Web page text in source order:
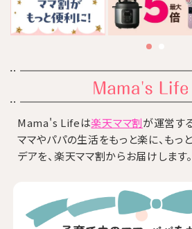
Mama's Lifeは楽天ママ割が運営す
ママやパパの生活をもっと楽に、もっ
デアを、楽天ママ割からお届けします。